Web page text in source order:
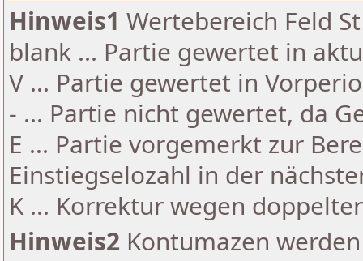
Hinweis1 Wertebereich Feld
blank ... Partie gewertet in
V ... Partie gewertet in
- ... Partie nicht gewertet, da
E ... Partie vorgemerkt zur
Einstiegselozahl in der
K ... Korrektur wegen
Hinweis2 Kontumazen